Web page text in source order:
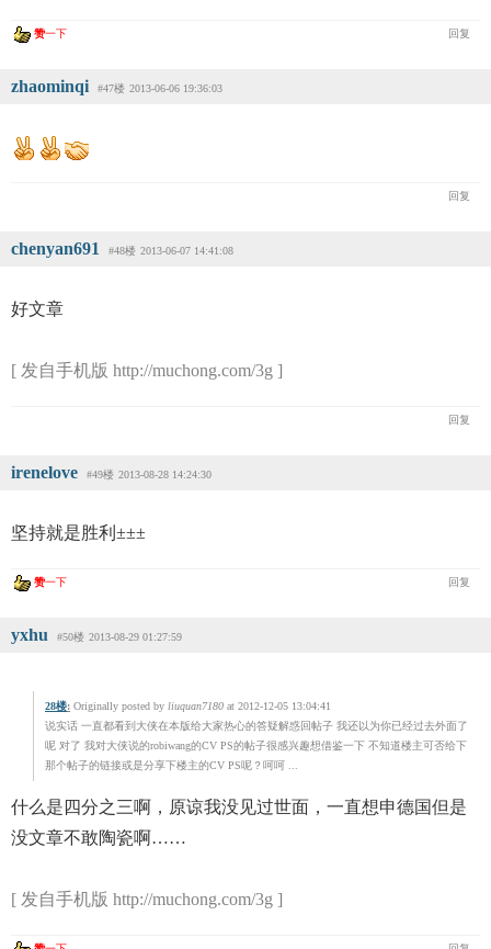
赞一下 回复
zhaominqi #47楼 2013-06-06 19:36:03
回复
chenyan691 #48楼 2013-06-07 14:41:08
好文章
[ 发自手机版 http://muchong.com/3g ]
回复
irenelove #49楼 2013-08-28 14:24:30
坚持就是胜利±±±
赞一下 回复
yxhu #50楼 2013-08-29 01:27:59
28楼: Originally posted by liuquan7180 at 2012-12-05 13:04:41
说实话 一直都看到大侠在本版给大家热心的答疑解惑回帖子 我还以为你已经过去外面了
呢 对了 我对大侠说的robiwang的CV PS的帖子很感兴趣想借鉴一下 不知道楼主可否给下
那个帖子的链接或是分享下楼主的CV PS呢？呵呵 ...
什么是四分之三啊，原谅我没见过世面，一直想申德国但是
没文章不敢陶瓷啊……
[ 发自手机版 http://muchong.com/3g ]